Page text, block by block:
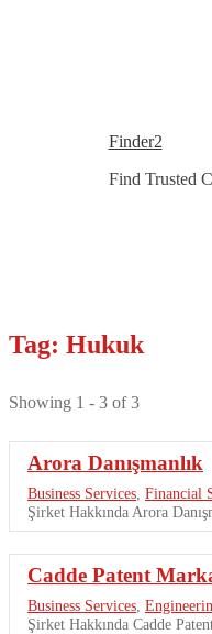
Skip
navigation
Skip
content
Finder2
Find Trusted
Tag: Hukuk
Showing 1 - 3 of 3
Arora Danışmanlık
Business Services Financial
Şirket Hakkında Arora
Cadde Patent
Business Services
Şirket Hakkında Cadde